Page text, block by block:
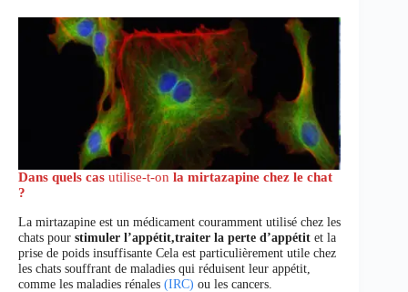
Dans quels cas utilise-t-on la mirtazapine chez le chat
?
La mirtazapine est un médicament couramment utilisé chez les
chats pour stimuler l’appétit,traiter la perte d’appétit et la
prise de poids insuffisante Cela est particulièrement utile chez
les chats souffrant de maladies qui réduisent leur appétit,
comme les maladies rénales (IRC) ou les cancers.